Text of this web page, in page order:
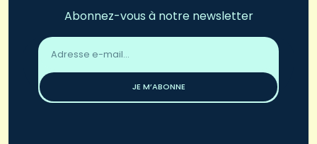
Abonnez-vous à notre newsletter
Adresse
email
JE M’ABONNE